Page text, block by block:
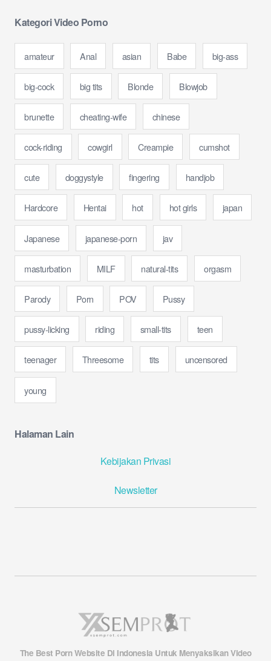
Kategori Video Porno
amateur Anal asian Babe big-ass
big-cock big tits Blonde Blowjob
brunette cheating-wife chinese
cock-riding cowgirl Creampie cumshot
cute doggystyle fingering handjob
Hardcore Hentai hot hot girls japan
Japanese japanese-porn jav
masturbation MILF natural-tits orgasm
Parody Porn POV Pussy
pussy-licking riding small-tits teen
teenager Threesome tits uncensored
young
Halaman Lain
Kebijakan Privasi
Newsletter
The Best Porn Website Di Indonesia Untuk Menyaksikan Video